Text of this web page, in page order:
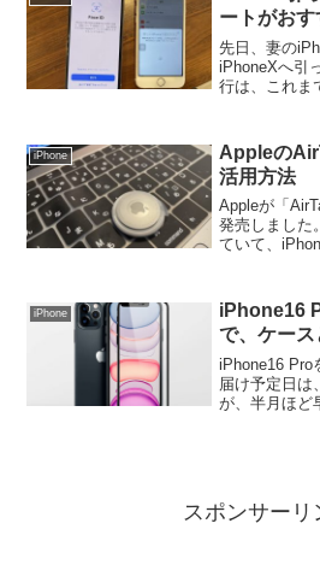
ートがおす
先日、妻の
iPhoneXへ引
行は、これま
方が圧倒的に
iPhone
Appleの
活用方法
Appleが「
発売しました
ていて、
AirTagを着け
るの...
iPhone
iPhone16
で、ケース
iPhone16 Pro
届け予定日は
が、半月ほど
スポンサーリ